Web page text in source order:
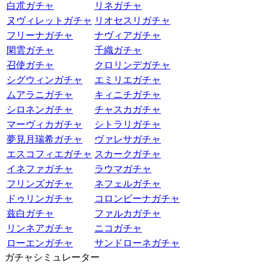
白朮ガチャ
リネガチャ
ヌヴィレットガチャ リオセスリガチャ
フリーナガチャ
ナヴィアガチャ
閑雲ガチャ
千織ガチャ
召使ガチャ
クロリンデガチャ
シグウィンガチャ
エミリエガチャ
ムアラニガチャ
キィニチガチャ
シロネンガチャ
チャスカガチャ
マーヴィカガチャ
シトラリガチャ
夢見月瑞希ガチャ
ヴァレサガチャ
エスコフィエガチャ スカークガチャ
イネファガチャ
ラウマガチャ
フリンズガチャ
ネフェルガチャ
ドゥリンガチャ
コロンビーナガチャ
兹白ガチャ
ファルカガチャ
リンネアガチャ
ニコガチャ
ローエンガチャ
サンドローネガチャ
ガチャシミュレーター